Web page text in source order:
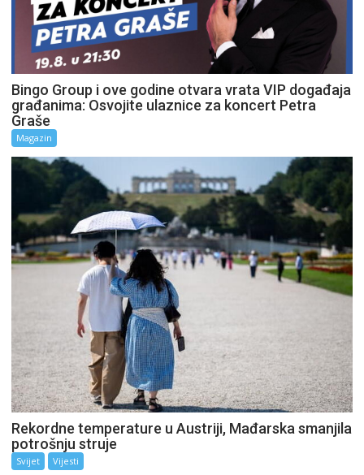
Bingo Group i ove godine otvara vrata VIP događaja
građanima: Osvojite ulaznice za koncert Petra
Graše
Magazin
Rekordne temperature u Austriji, Mađarska smanjila
potrošnju struje
Svijet Vijesti